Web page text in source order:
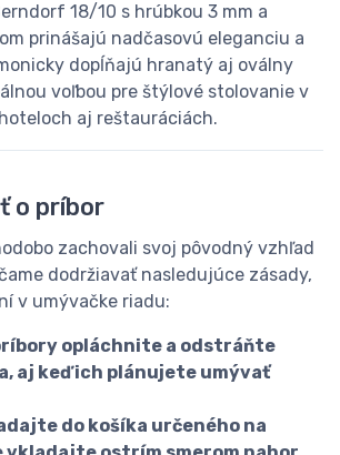
18/10 s hrúbkou 3 mm a
prinášajú nadčasovú eleganciu a
dopĺňajú hranatý aj oválny
voľbou pre štýlové stolovanie v
aj reštauráciách.
o príbor
zachovali svoj pôvodný vzhľad
dodržiavať nasledujúce zásady,
v umývačke riadu:
opláchnite a odstráňte
aj keď ich plánujete umývať
do košíka určeného na